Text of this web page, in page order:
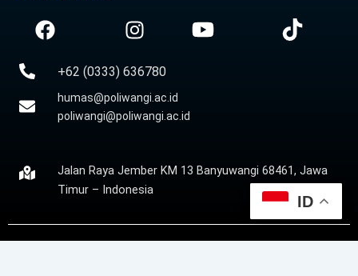
+62 (0333) 636780
humas@poliwangi.ac.id
poliwangi@poliwangi.ac.id
Jalan Raya Jember KM 13 Banyuwangi 68461, Jawa
Timur – Indonesia
ID